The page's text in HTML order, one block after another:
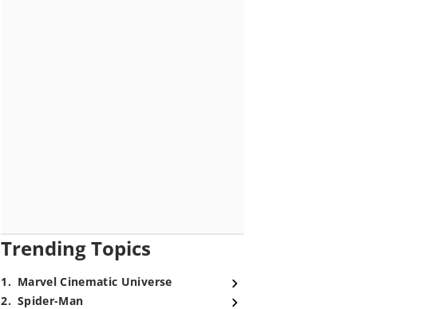
Trending Topics
1. Marvel Cinematic Universe
2. Spider-Man